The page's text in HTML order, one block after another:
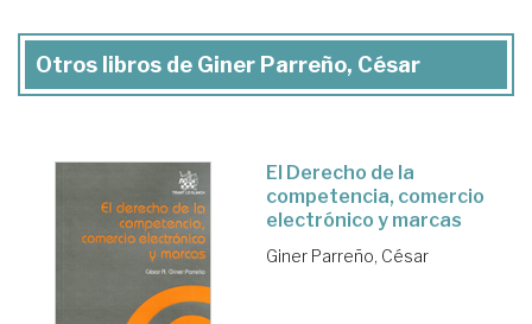
Otros libros de Giner Parreño, César
El Derecho de la
competencia, comercio
electrónico y marcas
Giner Parreño, César